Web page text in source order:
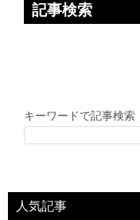
記事検索
キーワードで記事検索
人気記事